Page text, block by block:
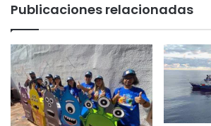
Publicaciones relacionadas